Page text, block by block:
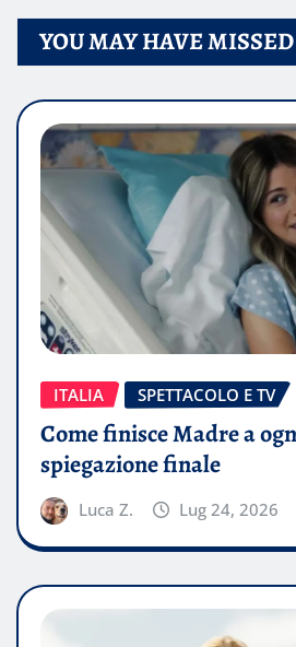
YOU MAY HAVE MISSED
ITALIA SPETTACOLO E TV
Come finisce Madre a
spiegazione finale
Luca Z. Lug 24, 2026